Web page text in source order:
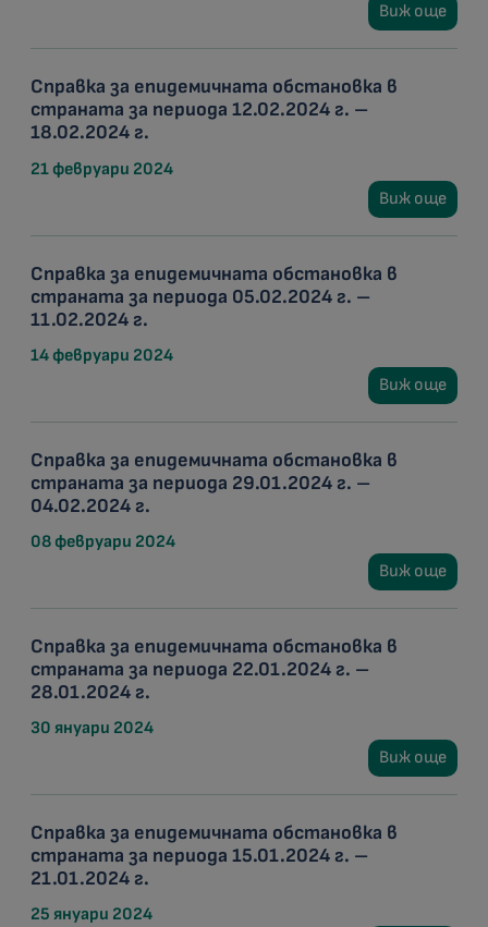
Виж още
Справка за епидемичната обстановка в
страната за периода 12.02.2024 г. –
18.02.2024 г.
21 февруари 2024
Виж още
Справка за епидемичната обстановка в
страната за периода 05.02.2024 г. –
11.02.2024 г.
14 февруари 2024
Виж още
Справка за епидемичната обстановка в
страната за периода 29.01.2024 г. –
04.02.2024 г.
08 февруари 2024
Виж още
Справка за епидемичната обстановка в
страната за периода 22.01.2024 г. –
28.01.2024 г.
30 януари 2024
Виж още
Справка за епидемичната обстановка в
страната за периода 15.01.2024 г. –
21.01.2024 г.
25 януари 2024